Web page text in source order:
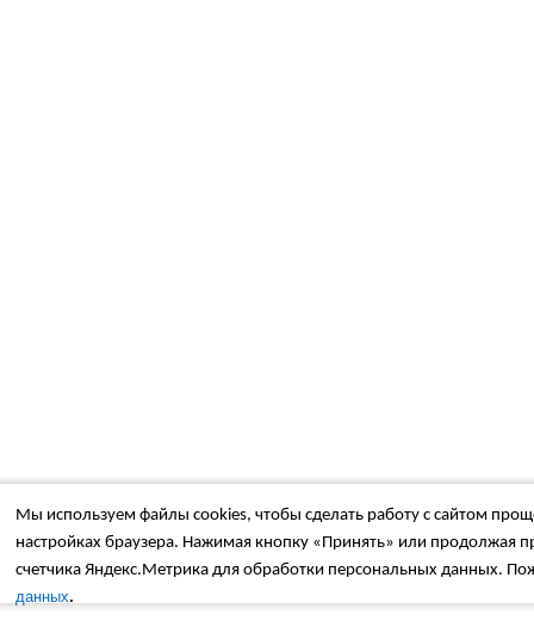
Мы используем файлы cookies, чтобы сделать работу с сайтом
настройках браузера. Нажимая кнопку «Принять» или продолжая
счетчика Яндекс.Метрика для обработки персональных данных.
данных.